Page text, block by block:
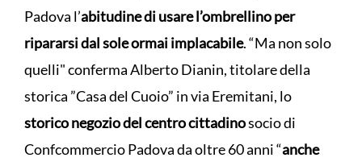
Padova l’abitudine di usare l’ombrellino per
ripararsi dalsole ormai implacabile. “Ma non solo
quelli" conferma Alberto Dianin, titolare della
storica ”Casa del Cuoio” in via Eremitani, lo
storico negozio del centro cittadinosocio di
Confcommercio Padova da oltre 60 anni “anche